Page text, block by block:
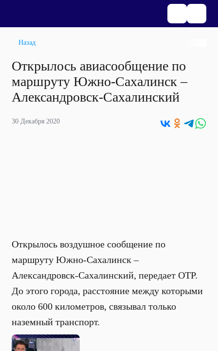
Назад
Открылось авиасообщение по
маршруту Южно-Сахалинск –
Александровск-Сахалинский
30 Декабря 2020
Открылось воздушное сообщение по
маршруту Южно-Сахалинск –
Александровск-Сахалинский, передает ОТР.
До этого города, расстояние между которыми
около 600 километров, связывал только
наземный транспорт.